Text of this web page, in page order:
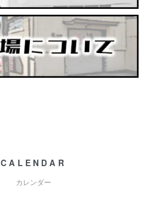
CALENDAR
カレンダー